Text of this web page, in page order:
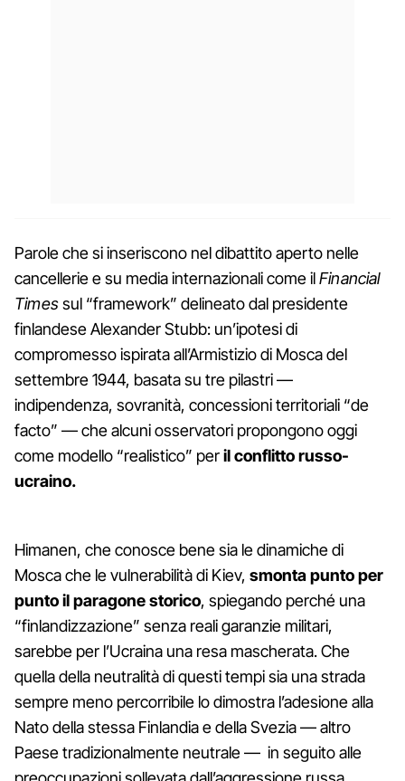
Parole che si inseriscono nel dibattito aperto nelle
cancellerie e su media internazionali come ilFinancial
Timessul “framework” delineato dal presidente
finlandese Alexander Stubb: un’ipotesi di
compromesso ispirata all’Armistizio di Mosca del
settembre 1944, basata su tre pilastri —
indipendenza, sovranità, concessioni territoriali “de
facto” — che alcuni osservatori propongono oggi
come modello “realistico” peril conflitto russo-
ucraino.
Himanen, che conosce bene sia le dinamiche di
Mosca che le vulnerabilità di Kiev, smonta punto per
punto il paragone storico, spiegando perché una
“finlandizzazione” senza reali garanzie militari,
sarebbe per l’Ucraina una resa mascherata. Che
quella della neutralità di questi tempi sia una strada
sempre meno percorribile lo dimostra l’adesione alla
Nato della stessa Finlandia e della Svezia — altro
Paese tradizionalmente neutrale — in seguito alle